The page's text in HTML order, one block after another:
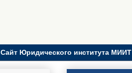
Сайт Юридического института МИИТ